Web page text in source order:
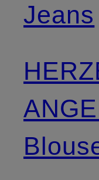
Jeans